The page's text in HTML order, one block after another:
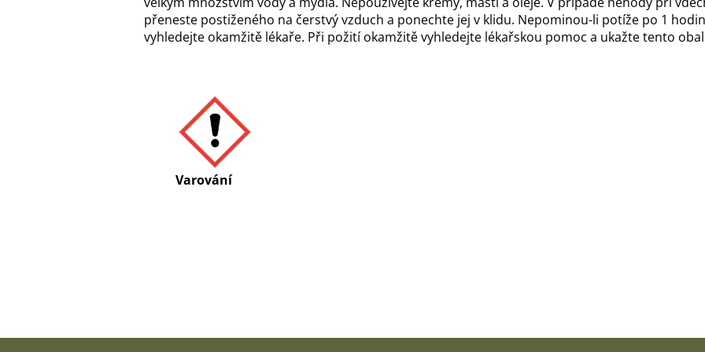
přeneste postiženého na čerstvý vzduch a ponechte jej v klidu. Nepominou-li potíže po 1
vyhledejte okamžitě lékaře. Při požití okamžitě vyhledejte lékařskou pomoc a ukažte tento
Varování
Z